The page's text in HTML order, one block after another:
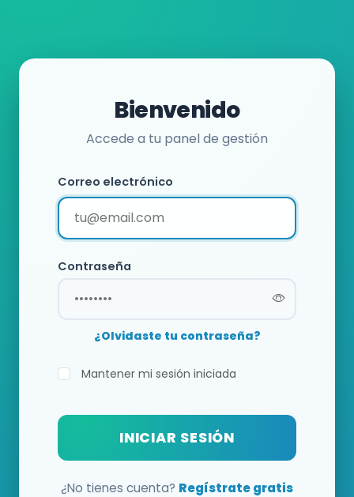
Bienvenido
Accede a tu panel de gestión
Correo electrónico
Contraseña
¿Olvidaste tu contraseña?
Mantener mi sesión iniciada
INICIAR SESIÓN
¿No tienes cuenta? Regístrate gratis